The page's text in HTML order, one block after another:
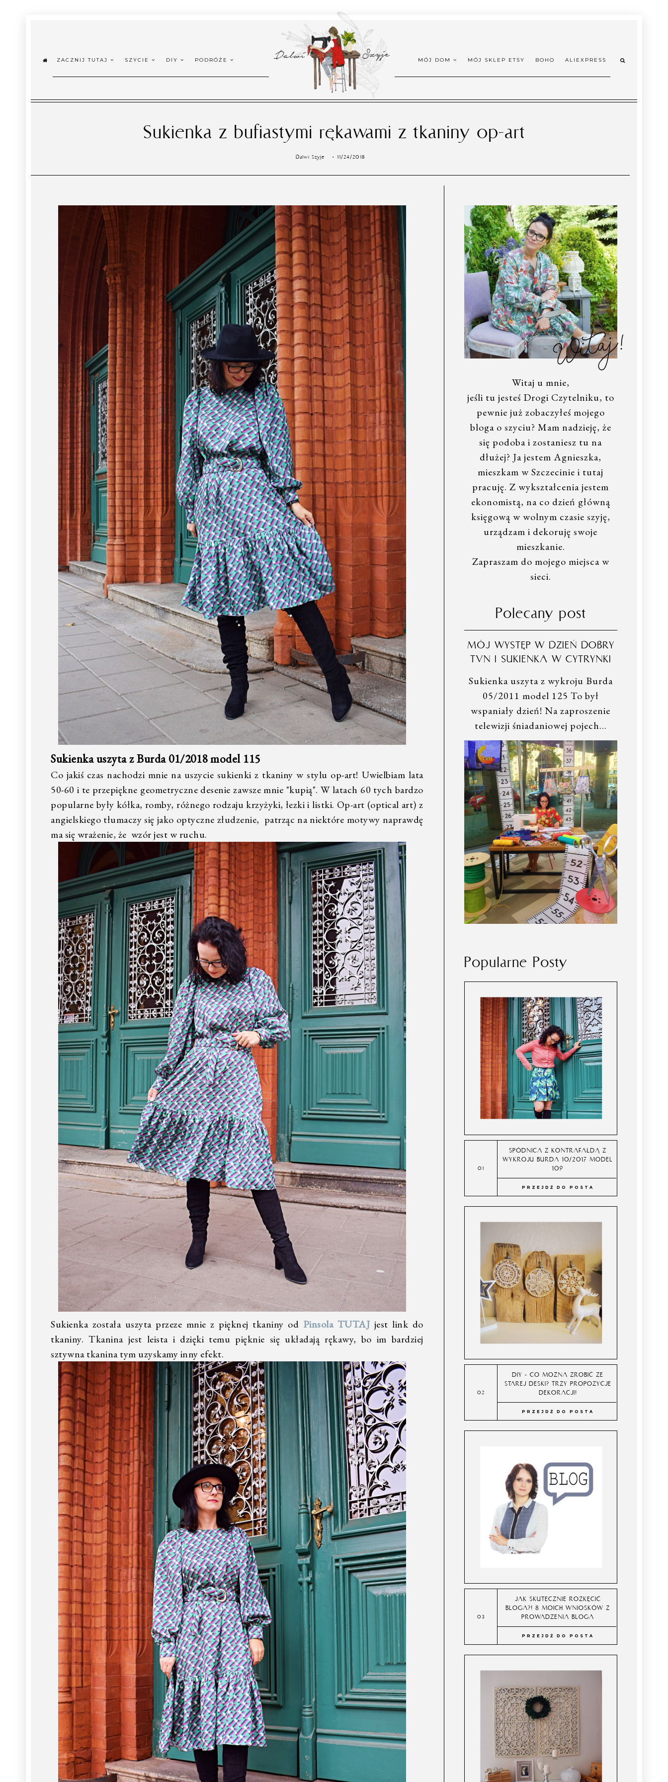
ZACZNIJ TUTAJ SZYCIE DIY PODRÓŻE MÓJ DOM MÓJ SKLEP ETSY BOHO ALIEXPRESS
Sukienka z bufiastymi rękawami z tkaniny op-art
Dalwi Szyje 11/24/2018
Sukienka uszyta z Burda 01/2018 model 115
Co jakiś czas nachodzi mnie na uszycie sukienki z tkaniny w stylu op-art! Uwielbiam lata
50-60 i te przepiękne geometryczne desenie zawsze mnie "kupią". W latach 60 tych bardzo
popularne były kółka, romby, różnego rodzaju krzyżyki, łezki i listki. Op-art (optical art) z
angielskiego tłumaczy się jako optyczne złudzenie, patrząc na niektóre motywy naprawdę
ma się wrażenie, że wzór jest w ruchu.
Sukienka została uszyta przeze mnie z pięknej tkaniny od Pinsola TUTAJ jest link do
tkaniny. Tkanina jest leista i dzięki temu pięknie się układają rękawy, bo im bardziej
sztywna tkanina tym uzyskamy inny efekt.
Witaj!
Witaj u mnie,
jeśli tu jesteś Drogi Czytelniku, to
pewnie już zobaczyłeś mojego
bloga o szyciu? Mam nadzieję, że
się podoba i zostaniesz tu na
dłużej? Ja jestem Agnieszka,
mieszkam w Szczecinie i tutaj
pracuję. Z wykształcenia jestem
ekonomistą, na co dzień główną
księgową w wolnym czasie szyję,
urządzam i dekoruję swoje
mieszkanie.
Zapraszam do mojego miejsca w
sieci.
Polecany post
MÓJ WYSTĘP W DZIEŃ DOBRY
TVN I SUKIENKA W CYTRYNKI
Sukienka uszyta z wykroju Burda
05/2011 model 125 To był
wspaniały dzień! Na zaproszenie
telewizji śniadaniowej pojech…
Popularne Posty
SPÓDNICA Z KONTRAFAŁDĄ Z
WYKROJU BURDA 10/2017 MODEL
109
PRZEJDŹ DO POSTA
DIY - CO MOŻNA ZROBIĆ ZE
STAREJ DESKI? TRZY PROPOZYCJE
DEKORACJI!
PRZEJDŹ DO POSTA
JAK SKUTECZNIE ROZKĘCIĆ
BLOGA?! 8 MOICH WNIOSKÓW Z
PROWADZENIA BLOGA
PRZEJDŹ DO POSTA